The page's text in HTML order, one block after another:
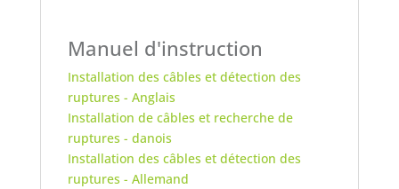
Manuel d'instruction
Installation des câbles et détection des
ruptures - Anglais
Installation de câbles et recherche de
ruptures - danois
Installation des câbles et détection des
ruptures - Allemand